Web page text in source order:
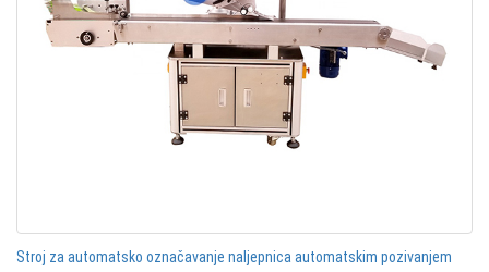
Stroj za automatsko označavanje naljepnica automatskim pozivanjem